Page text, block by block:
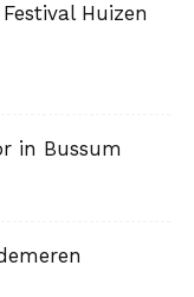
Huizen
in Bussum